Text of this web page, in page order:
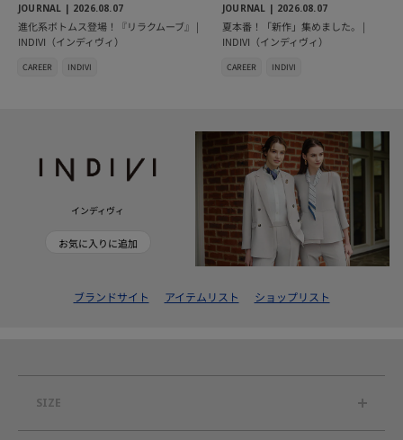
JOURNAL | 2026.08.07
進化系ボトムス登場！『リラクムーブ』 |
INDIVI（インディヴィ）
CAREER INDIVI
JOURNAL | 2026.08.07
夏本番！「新作」集めました。 |
INDIVI（インディヴィ）
CAREER INDIVI
インディヴィ
お気に入りに追加
ブランドサイト アイテムリスト ショップリスト
SIZE